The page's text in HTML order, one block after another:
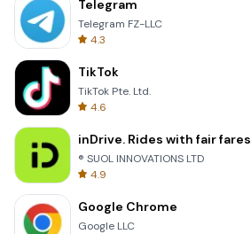
Telegram
Telegram FZ-LLC
4.3
TikTok
TikTok Pte. Ltd.
4.6
inDrive. Rides with fair fares
® SUOL INNOVATIONS LTD
4.9
Google Chrome
Google LLC